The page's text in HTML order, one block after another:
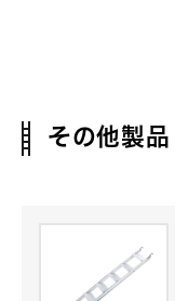
その他製品